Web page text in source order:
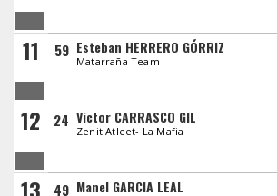
11 59 Esteban HERRERO GÓRRIZ
Matarraña Team
12 24 Victor CARRASCO GIL
Zenit Atleet- La Mafia
49 Manel GARCIA LEAL